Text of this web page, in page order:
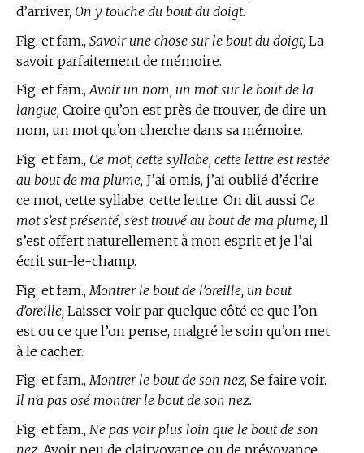
d’arriver, On y touche du bout du doigt.
Fig. et fam., Savoir une chose sur le bout du doigt, La
savoir parfaitement de mémoire.
Fig. et fam.,Avoir un nom, un mot sur le bout de la
langue, Croire qu’on est près de trouver, de dire un
nom, un mot qu’on cherche dans sa mémoire.
Fig. et fam., Ce mot, cette syllabe, cette lettre est restée
au bout de ma plume, J’ai omis, j’ai oublié d’écrire
ce mot, cette syllabe, cette lettre. On dit aussi Ce
mot s’est présenté, s’est trouvé au bout de ma plume, Il
s’est offert naturellement à mon esprit et je l’ai
écrit sur-le-champ.
Fig. et fam., Montrer le bout de l’oreille, un bout
d’oreille, Laisser voir par quelque côté ce que l’on
est ou ce que l’on pense, malgré le soin qu’on met
à le cacher.
Fig. et fam.,Montrer le bout de son nez, Se faire voir.
Il n’a pas osé montrer le bout de son nez.
Fig. et fam., Ne pas voir plus loin que le bout de son
nez, Avoir peu de clairvoyance ou de prévoyance.